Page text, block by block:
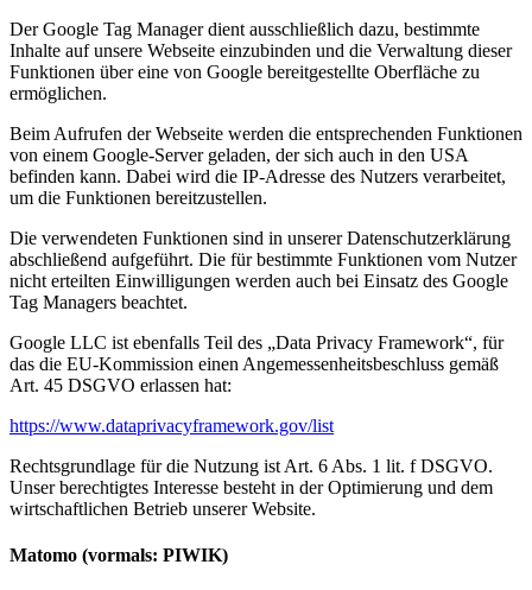
Der Google Tag Manager dient ausschließlich dazu, bestimmte
Inhalte auf unsere Webseite einzubinden und die Verwaltung dieser
Funktionen über eine von Google bereitgestellte Oberfläche zu
ermöglichen.
Beim Aufrufen der Webseite werden die entsprechenden Funktionen
von einem Google-Server geladen, der sich auch in den USA
befinden kann. Dabei wird die IP-Adresse des Nutzers verarbeitet,
um die Funktionen bereitzustellen.
Die verwendeten Funktionen sind in unserer Datenschutzerklärung
abschließend aufgeführt. Die für bestimmte Funktionen vom Nutzer
nicht erteilten Einwilligungen werden auch bei Einsatz des Google
Tag Managers beachtet.
Google LLC ist ebenfalls Teil des „Data Privacy Framework“, für
das die EU-Kommission einen Angemessenheitsbeschluss gemäß
Art. 45 DSGVO erlassen hat:
https://www.dataprivacyframework.gov/list
Rechtsgrundlage für die Nutzung ist Art. 6 Abs. 1 lit. f DSGVO.
Unser berechtigtes Interesse besteht in der Optimierung und dem
wirtschaftlichen Betrieb unserer Website.
Matomo (vormals: PIWIK)